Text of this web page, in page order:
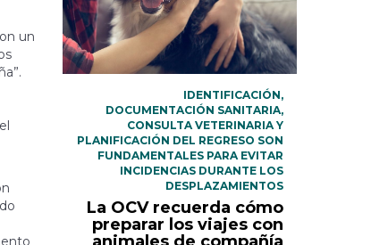
un
IDENTIFICACIÓN,
DOCUMENTACIÓN SANITARIA,
CONSULTA VETERINARIA Y
PLANIFICACIÓN DEL REGRESO SON
FUNDAMENTALES PARA EVITAR
INCIDENCIAS DURANTE LOS
DESPLAZAMIENTOS
La OCV recuerda cómo
preparar los viajes con